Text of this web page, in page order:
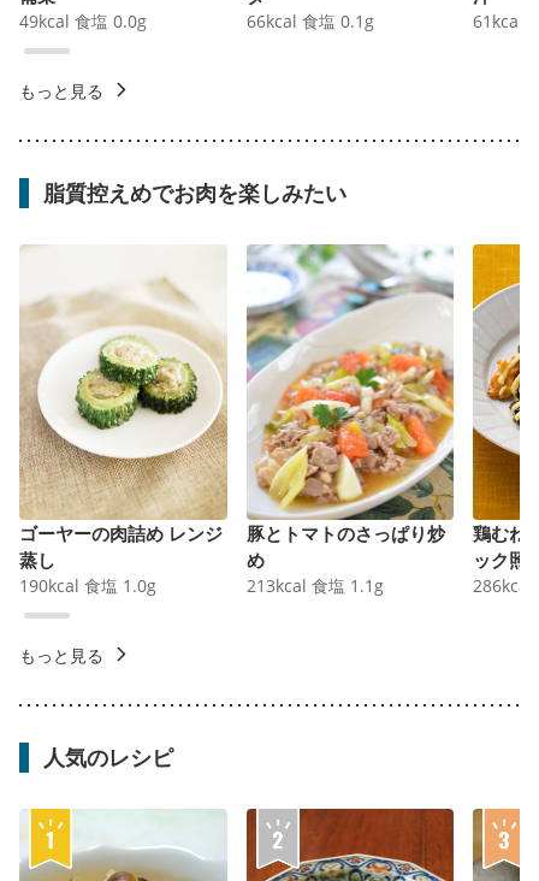
49kcal 食塩 0.0g 66kcal 食塩 0.1 g 61 kcal
もっと見る
脂質控えめでお肉を楽しみたい
ゴーヤーの肉詰め レンジ
蒸し
190kcal 食塩 1.0g
豚とトマトのさっぱり炒
め
213kcal 食塩 1.1 g
鶏むね
ック照
286kcal
もっと見る
人気のレシピ